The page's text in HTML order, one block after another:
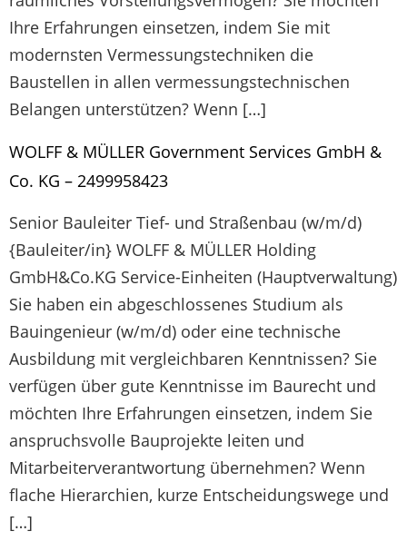
Ihre Erfahrungen einsetzen, indem Sie mit
modernsten Vermessungstechniken die
Baustellen in allen vermessungstechnischen
Belangen unterstützen? Wenn […]
WOLFF & MÜLLER Government Services GmbH &
Co. KG – 2499958423
Senior Bauleiter Tief- und Straßenbau (w/m/d)
{Bauleiter/in} WOLFF & MÜLLER Holding
GmbH&Co.KG Service-Einheiten (Hauptverwaltung)
Sie haben ein abgeschlossenes Studium als
Bauingenieur (w/m/d) oder eine technische
Ausbildung mit vergleichbaren Kenntnissen? Sie
verfügen über gute Kenntnisse im Baurecht und
möchten Ihre Erfahrungen einsetzen, indem Sie
anspruchsvolle Bauprojekte leiten und
Mitarbeiterverantwortung übernehmen? Wenn
flache Hierarchien, kurze Entscheidungswege und
[…]